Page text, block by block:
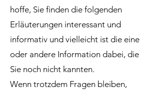
hoffe, Sie finden die folgenden
Erläuterungen interessant und
informativ und vielleicht ist die eine
oder andere Information dabei, die
Sie noch nicht kannten.
Wenn trotzdem Fragen bleiben,